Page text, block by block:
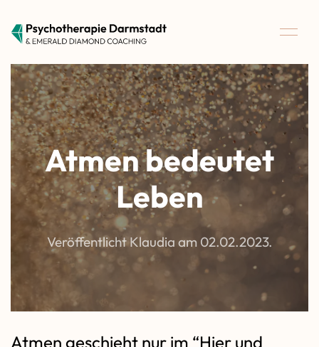
Atmen bedeutet
Leben
Veröffentlicht Klaudia am 02.02.2023.
Atmen geschieht nur im “Hier und